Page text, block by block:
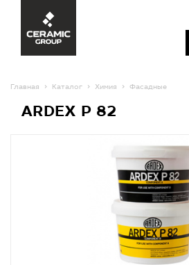
Главная Каталог Химия Фасадные
ARDEX P 82